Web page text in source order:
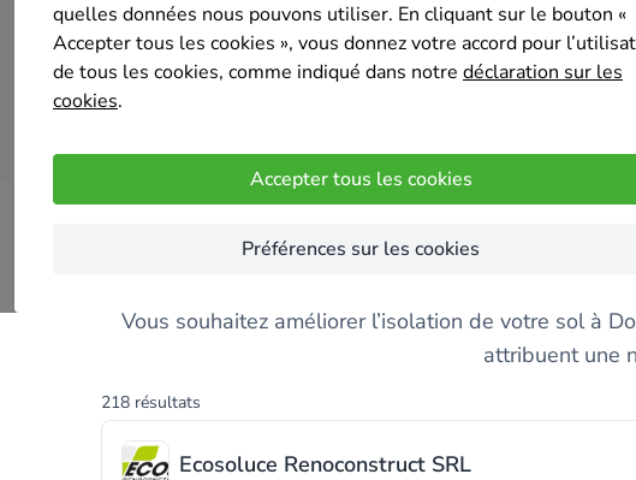
quelles données nous pouvons utiliser. En cliquant sur le bouton «
Accepter tous les cookies », vous donnez votre accord pour
de tous les cookies, comme indiqué dans notre déclaration sur les
cookies.
Accepter tous les cookies
Préférences sur les cookies
Trouvez un
Vous souhaitez améliorer l’isolation de votre sol à
attribuent une
218 résultats
Ecosoluce Renoconstruct SRL